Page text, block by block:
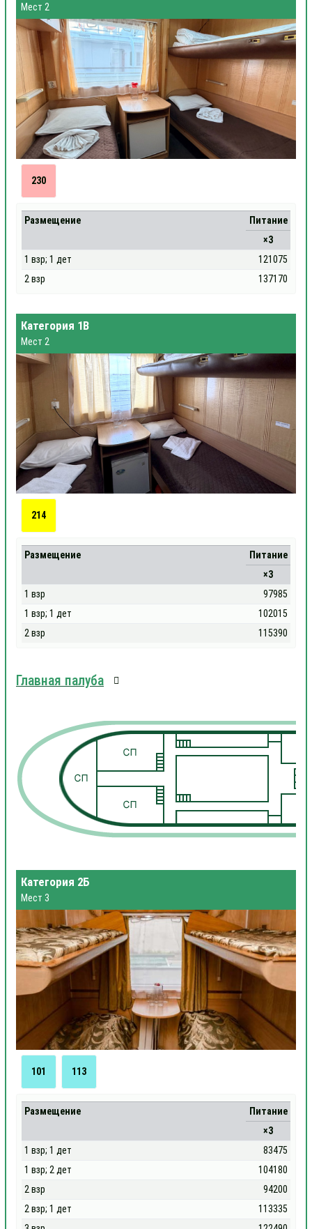
Мест 2
230
Размещение
Питание
×3
1 взр; 1 дет
121075
2 взр
137170
Категория 1В
Мест 2
214
Размещение
Питание
×3
1 взр
97985
1 взр; 1 дет
102015
2 взр
115390
Главная палуба
Категория 2Б
Мест 3
101 113
Размещение
Питание
×3
1 взр; 1 дет
83475
1 взр; 2 дет
104180
2 взр
94200
2 взр; 1 дет
113335